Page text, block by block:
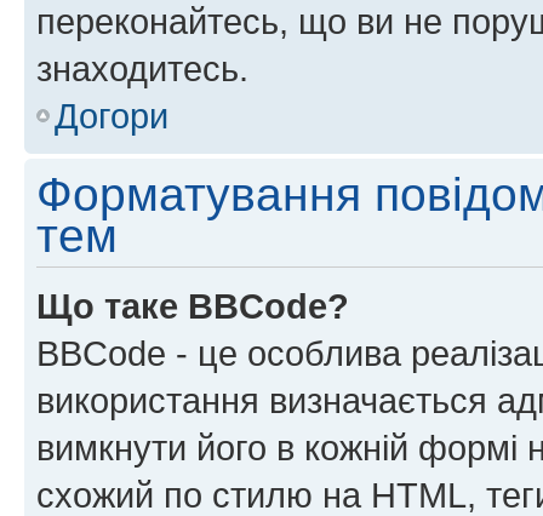
переконайтесь, що ви не
знаходитесь.
Догори
Форматування
тем
Що таке BBCode?
BBCode - це особлива
використання визначається
вимкнути його в кожній
схожий по стилю на HTML,